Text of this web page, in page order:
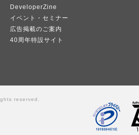
DeveloperZine
イベント・セミナー
広告掲載のご案内
40周年特設サイト
reserved.